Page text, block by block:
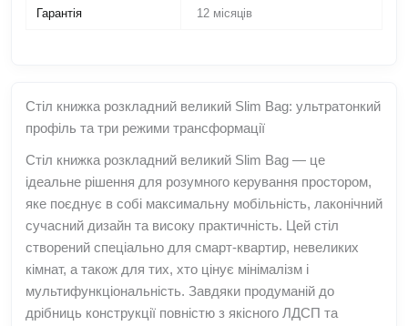
Гарантія 12 місяців
Стіл книжка розкладний великий Slim Bag: ультратонкий
профіль та три режими трансформації
Стіл книжка розкладний великий Slim Bag — це
ідеальне рішення для розумного керування простором,
яке поєднує в собі максимальну мобільність, лаконічний
сучасний дизайн та високу практичність. Цей стіл
створений спеціально для смарт-квартир, невеликих
кімнат, а також для тих, хто цінує мінімалізм і
мультифункціональність. Завдяки продуманій до
дрібниць конструкції повністю з якісного ЛДСП та